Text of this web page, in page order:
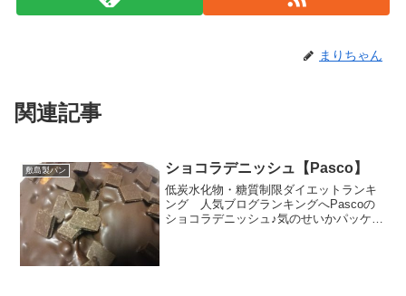
まりちゃん
関連記事
敷島製パン ショコラデニッシュ【Pasco】
低炭水化物・糖質制限ダイエットランキ
ング 人気ブログランキングへPascoの
ショコラデニッシュ♪気のせいかパッケー